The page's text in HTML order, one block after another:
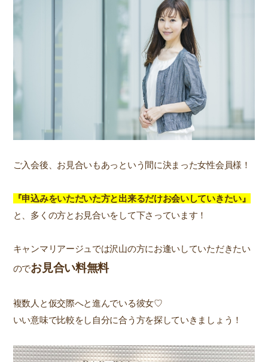
ご入会後、お見合いもあっという間に決まった女性会員様！
『申込みをいただいた方と出来るだけお会いしていきたい』
と、多くの方とお見合いをして下さっています！
キャンマリアージュでは沢山の方にお逢いしていただきたい
のでお見合い料無料
複数人と仮交際へと進んでいる彼女♡
いい意味で比較をし自分に合う方を探していきましょう！